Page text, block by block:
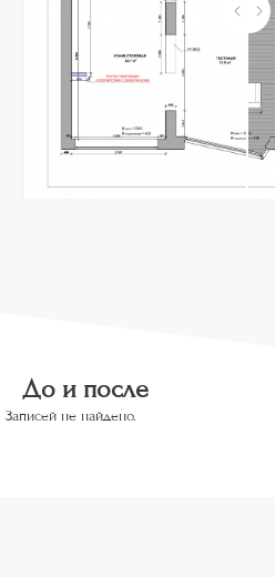
До и после
Записей не найдено.